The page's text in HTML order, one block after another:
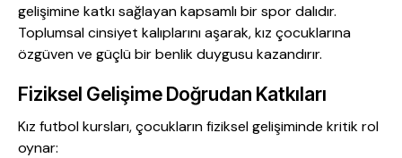
gelişimine katkı sağlayan kapsamlı bir spor dalıdır.
Toplumsal cinsiyet kalıplarını aşarak, kız çocuklarına
özgüven ve güçlü bir benlik duygusu kazandırır.
Fiziksel Gelişime Doğrudan Katkıları
Kız futbol kursları, çocukların fiziksel gelişiminde kritik rol
oynar: